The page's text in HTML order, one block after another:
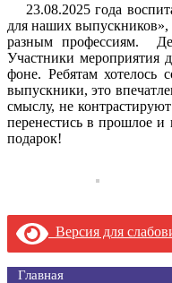
23.08.2025 года
для наших выпускников»,
разным профессиям.
Участники мероприятия
фоне. Ребятам хотелось
выпускники, это
смыслу, не
перенестись в прошлое
подарок!
Версия для
Главная